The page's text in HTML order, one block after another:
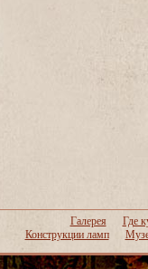
Галерея
Где
Конструкции ламп